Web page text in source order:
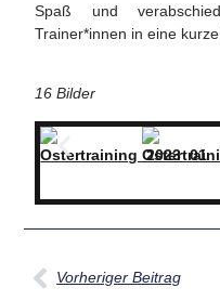
Spaß und
Trainer*innen in eine
16 Bilder
Vorheriger Beitrag